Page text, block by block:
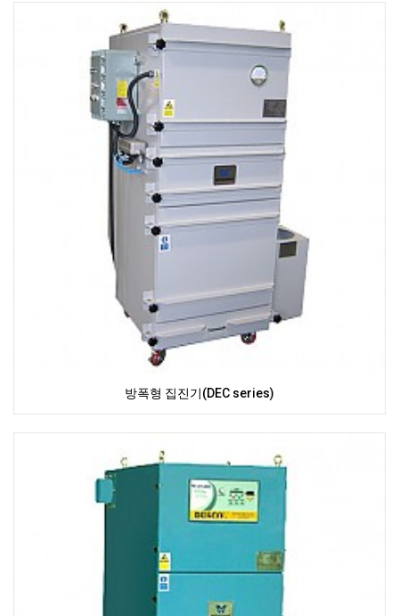
방폭형 집진기(DEC series)